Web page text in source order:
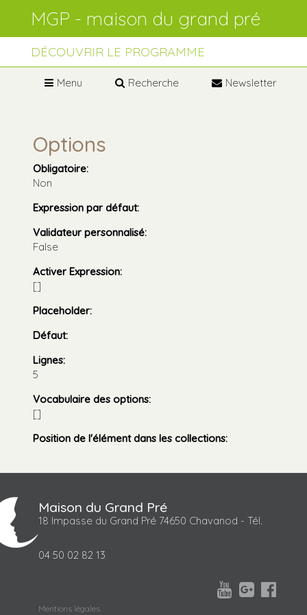
Aller
navigation
personnels
DÉCOUVRIR LE PROGRAMME
Menu Recherche Newsletter
Options
Obligatoire:
Non
Expression par défaut:
Validateur personnalisé:
False
Activer Expression:
[]
Placeholder:
Défaut:
Lignes:
5
Vocabulaire des options:
[]
Position de l'élément dans les collections:
Maison du Grand Pré
18 Impasse du Grand Pré 74650 Chavanod - Tél.
04 50 02 82 13



Mentions légales